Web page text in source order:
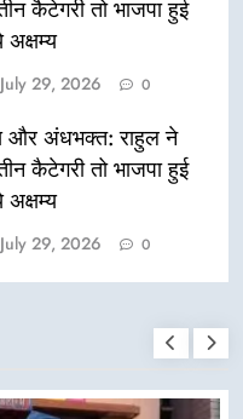
कैटेगरी तो भाजपा हुई
July 29, 2026 0
और अंधभक्त: राहुल ने
कैटेगरी तो भाजपा हुई
July 29, 2026 0